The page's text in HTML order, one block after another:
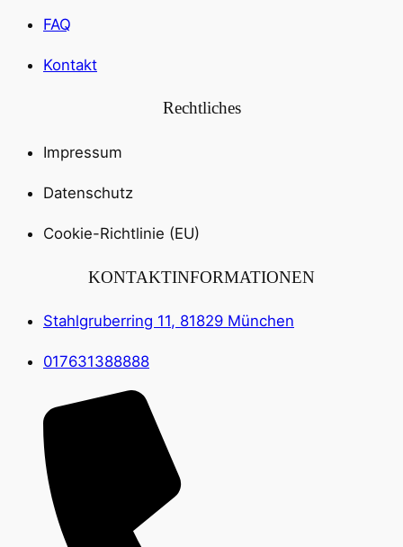
FAQ
Kontakt
Rechtliches
Impressum
Datenschutz
Cookie-Richtlinie (EU)
KONTAKTINFORMATIONEN
Stahlgruberring 11, 81829 München
017631388888